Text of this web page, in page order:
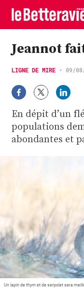
Actualités
Économie
Agronomie
Matériels
La
Pommes de
Guides
Chasse
Plus
Abonnez-vous
Jeannot
LIGNE DE MIRE • 09/
En dépit d’un
populations
abondantes et
Un lapin de thym et de serpolet sera